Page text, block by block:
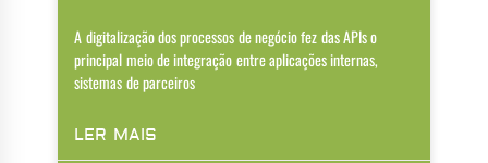
A digitalização dos processos de negócio fez das APIs o
principal meio de integração entre aplicações internas,
sistemas de parceiros
LER MAIS